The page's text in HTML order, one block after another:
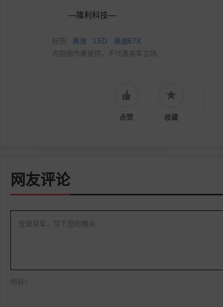
—隆利科技—
标签: 奥迪 LED
奥迪E7X
内容由作者提供，不代表易车立场
点赞 收藏
网友评论
登录易车，写下您的槽点
你好！